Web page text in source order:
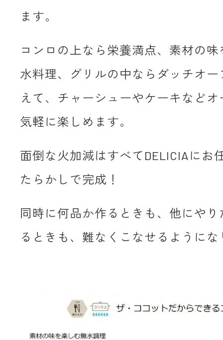
ます。
コンロの上なら栄養満点、素材の
水料理、グリルの中ならダッチオ
えて、チャーシューやケーキなど
気軽に楽しめます。
面倒な火加減はすべてDELICIAにお
たらかしで完成！
同時に何品か作るときも、他にや
るときも、難なくこなせるように